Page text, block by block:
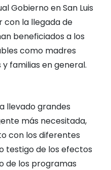
Gobierno en San Luis
con la llegada de
beneficiados a los
como madres
familias en general.
llevado grandes
más necesitada,
con los diferentes
testigo de los efectos
de los programas